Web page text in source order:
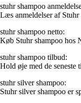
stuhr shampoo
Læs anmeldelser af
stuhr shampoo netto:
Køb Stuhr shampoo hos
stuhr shampoo tilbud:
Hold øje med de seneste
stuhr silver shampoo:
Stuhr silver shampoo er